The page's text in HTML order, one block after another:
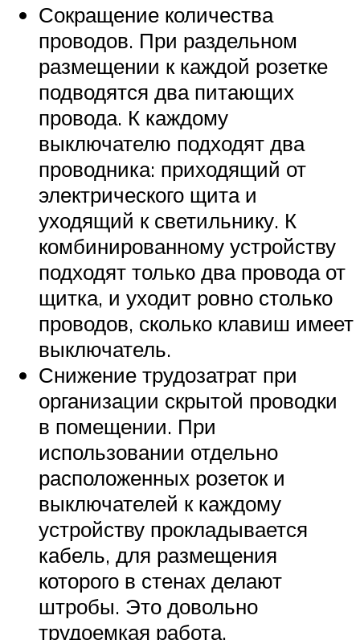
Сокращение количества
проводов. При раздельном
размещении к каждой розетке
подводятся два питающих
провода. К каждому
выключателю подходят два
проводника: приходящий от
электрического щита и
уходящий к светильнику. К
комбинированному устройству
подходят только два провода от
щитка, и уходит ровно столько
проводов, сколько клавиш имеет
выключатель.
Снижение трудозатрат при
организации скрытой проводки
в помещении. При
использовании отдельно
расположенных розеток и
выключателей к каждому
устройству прокладывается
кабель, для размещения
которого в стенах делают
штробы. Это довольно
трудоемкая работа.